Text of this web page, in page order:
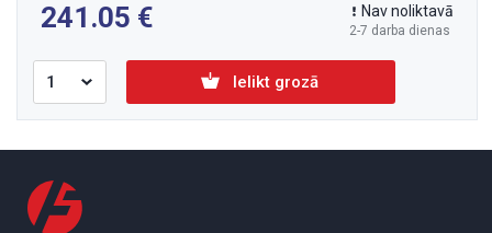
241.05 2-7 darba dienas
Nav noliktavā
Ielikt grozā